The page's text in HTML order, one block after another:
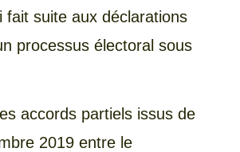
fait suite aux déclarations
processus électoral sous
accords partiels issus de
2019 entre le